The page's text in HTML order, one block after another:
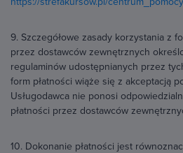
9. Szczegółowe zasady korzystania z
przez dostawców zewnętrznych
regulaminów udostępnianych przez
form płatności wiąże się z akceptacją
Usługodawca nie ponosi
płatności przez dostawców
10. Dokonanie płatności jest